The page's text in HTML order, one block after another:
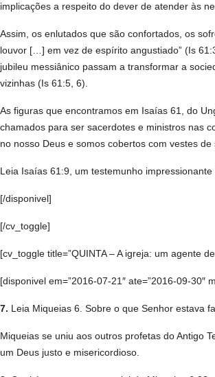
implicações a respeito do dever de atender às
Assim, os enlutados que são confortados, os
louvor […] em vez de espírito angustiado” (Is
jubileu messiânico passam a transformar a
vizinhas (Is 61:5, 6).
As figuras que encontramos em Isaías 61, do
chamados para ser sacerdotes e ministros nas
no nosso Deus e somos cobertos com vestes
Leia Isaías 61:9, um testemunho
[/disponivel]
[/cv_toggle]
[cv_toggle title=”QUINTA – A igreja: um agente
[disponivel em=”2016-07-21″ ate=”2016-09-30″
7. Leia Miqueias 6. Sobre o que Senhor estava
Miqueias se uniu aos outros profetas do Antigo
um Deus justo e misericordioso.